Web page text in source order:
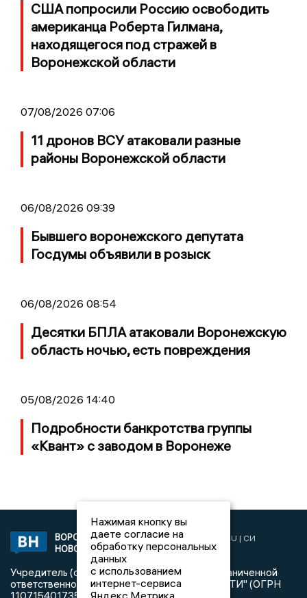
США попросили Россию освободить
американца Роберта Гилмана,
находящегося под стражей в
Воронежской области
07/08/2026 07:06
11 дронов ВСУ атаковали разные
районы Воронежской области
06/08/2026 09:39
Бывшего воронежского депутата
Госдумы объявили в розыск
06/08/2026 08:54
Десятки БПЛА атаковали Воронежскую
область ночью, есть повреждения
05/08/2026 14:40
Подробности банкротства группы
«Квант» с заводом в Воронеже
ВОРОНЕЖСКИЕ
НОВОСТИ
2019 © VORONEZHNEWS.RU | СИ
«Воронежские новости»
Учредитель (соучредители): Общество с ограниченной
ответственностью "РЕГИОНАЛЬНЫЕ НОВОСТИ" (ОГРН
Нажимая кнопку вы
даете согласие на
обработку персональных
данных
с использованием
интернет-сервиса
Яндекс.Метрика,